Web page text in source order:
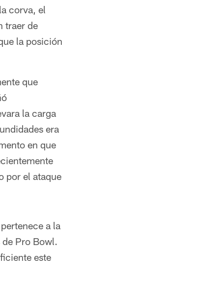
corva, el
traer de
la posición
que
la carga
era
en que
por el ataque
a la
de Pro Bowl.
este